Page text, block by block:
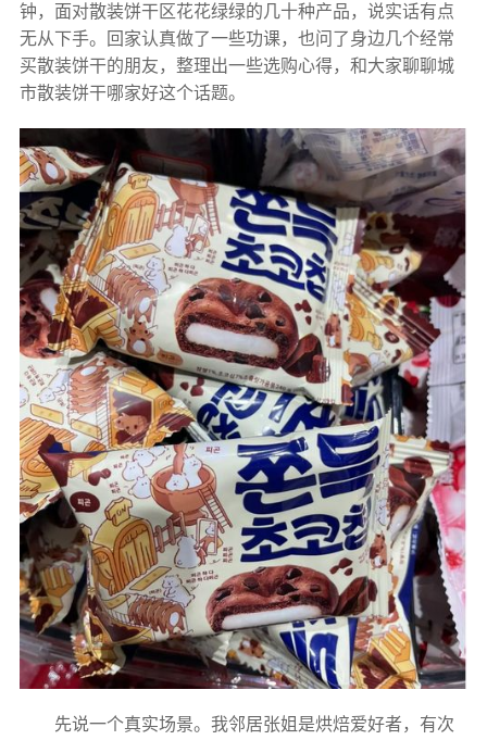
钟，面对散装饼干区花花绿绿的几十种产品，说实话有点
无从下手。回家认真做了一些功课，也问了身边几个经常
买散装饼干的朋友，整理出一些选购心得，和大家聊聊城
市散装饼干哪家好这个话题。
先说一个真实场景。我邻居张姐是烘焙爱好者，有次